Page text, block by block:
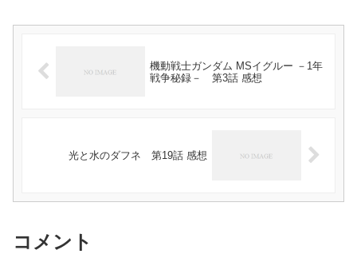
機動戦士ガンダム MSイグルー －1年
戦争秘録－ 第3話 感想
光と水のダフネ 第19話 感想
コメント